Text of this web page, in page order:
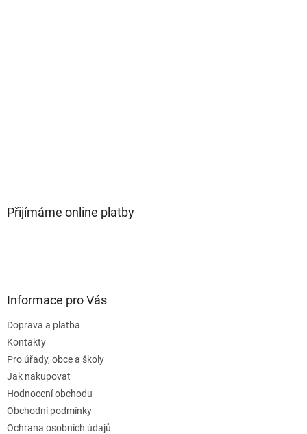
Přijímáme online platby
Informace pro Vás
Doprava a platba
Kontakty
Pro úřady, obce a školy
Jak nakupovat
Hodnocení obchodu
Obchodní podmínky
Ochrana osobních údajů